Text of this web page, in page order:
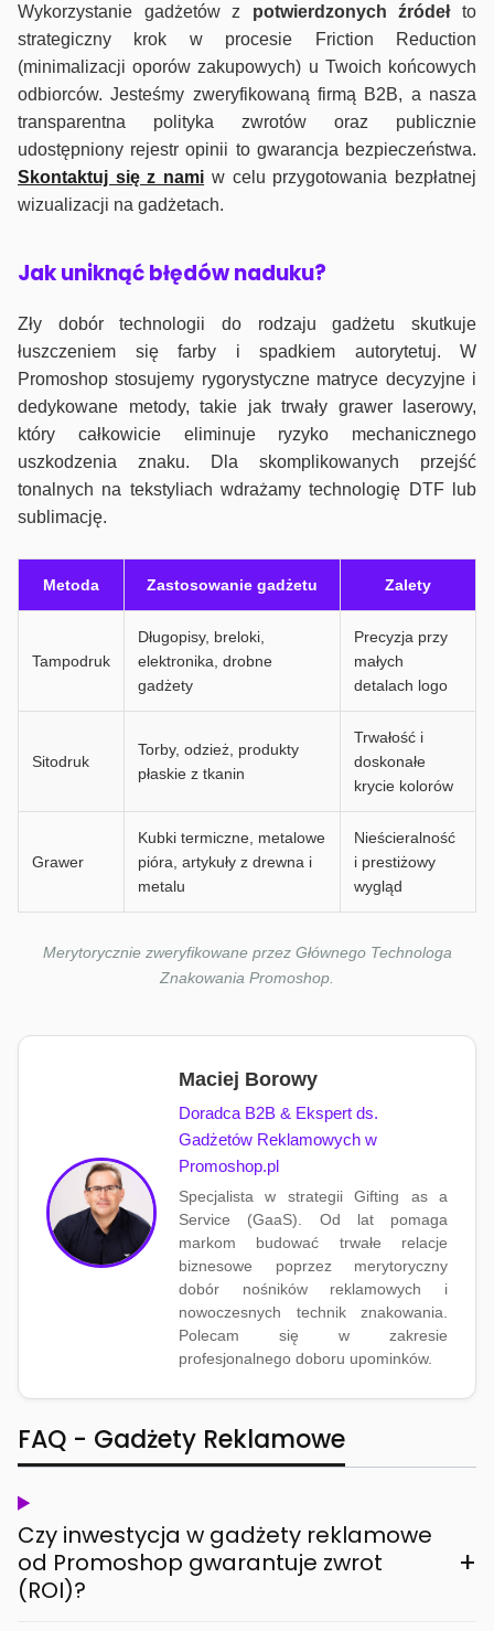
Wykorzystanie gadżetów z potwierdzonych źródełto
strategiczny krok w procesie Friction Reduction
(minimalizacji oporów zakupowych) u Twoich końcowych
odbiorców. Jesteśmy zweryfikowaną firmą B2B, a nasza
transparentna polityka zwrotów oraz publicznie
udostępniony rejestr opinii to gwarancja bezpieczeństwa.
Skontaktuj się z nami w celu przygotowania bezpłatnej
wizualizacji na gadżetach.
Jak uniknąć błędów naduku?
Zły dobór technologii do rodzaju gadżetu skutkuje
łuszczeniem się farby i spadkiem autorytetuj. W
Promoshop stosujemy rygorystyczne matryce decyzyjne i
dedykowane metody, takie jak trwały grawer laserowy,
który całkowicie eliminuje ryzyko mechanicznego
uszkodzenia znaku. Dla skomplikowanych przejść
tonalnych na tekstyliach wdrażamy technologię DTF lub
sublimację.
Metoda Zastosowanie gadżetu Zalety
Tampodruk
Długopisy, breloki,
elektronika, drobne
gadżety
Precyzja przy
małych
detalach logo
Sitodruk
Torby, odzież, produkty
płaskie z tkanin
Trwałość i
doskonałe
krycie kolorów
Grawer
Kubki termiczne, metalowe
pióra, artykuły z drewna i
metalu
Nieścieralność
i prestiżowy
wygląd
Merytorycznie zweryfikowane przez Głównego Technologa
Znakowania Promoshop.
Maciej Borowy
Doradca B2B & Ekspert ds.
Gadżetów Reklamowych w
Promoshop.pl
Specjalista w strategii Gifting as a
Service (GaaS). Od lat pomaga
markom budować trwałe relacje
biznesowe poprzez merytoryczny
dobór nośników reklamowych i
nowoczesnych technik znakowania.
Polecam się w zakresie
profesjonalnego doboru upominków.
FAQ - Gadżety Reklamowe
Czy inwestycja w gadżety reklamowe
od Promoshop gwarantuje zwrot
(ROI)?
+